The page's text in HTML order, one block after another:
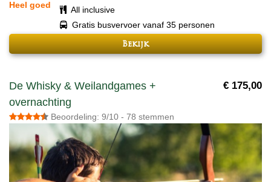
Heel goed
All inclusive
Gratis busvervoer vanaf 35 personen
Bekijk
De Whisky & Weilandgames +
overnachting
€ 175,00
Beoordeling: 9/10 - 78 stemmen